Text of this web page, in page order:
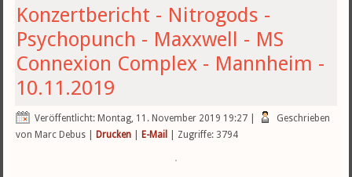
Konzertbericht - Nitrogods -
Psychopunch - Maxxwell - MS
Connexion Complex - Mannheim -
10.11.2019
Veröffentlicht: Montag, 11. November 2019 19:27
Geschrieben
von Marc Debus
Drucken E-Mail | Zugriffe: 3794